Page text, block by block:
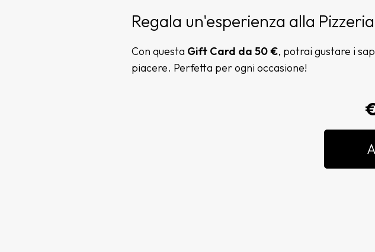
Regala un'esperienza alla
Con questa Gift Card da 50 €, potrai gustare i
piacere. Perfetta per ogni occasione!